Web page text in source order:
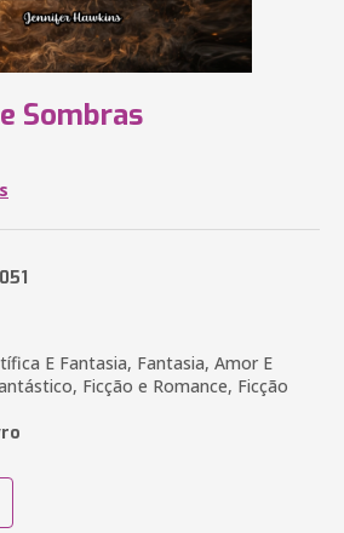
Sombras
E Fantasia, Fantasia, Amor E
Ficção e Romance, Ficção